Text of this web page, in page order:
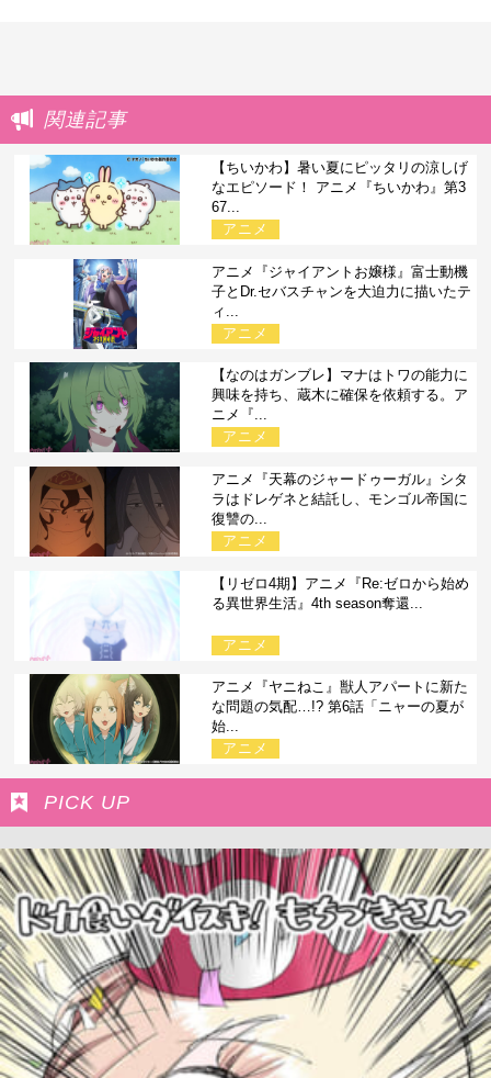
関連記事
【ちいかわ】暑い夏にピッタリの涼しげ
なエピソード！ アニメ『ちいかわ』第3
67...
アニメ
アニメ『ジャイアントお嬢様』富士動機
子とDr.セバスチャンを大迫力に描いたテ
ィ...
アニメ
【なのはガンブレ】マナはトワの能力に
興味を持ち、蔵木に確保を依頼する。ア
ニメ『...
アニメ
アニメ『天幕のジャードゥーガル』シタ
ラはドレゲネと結託し、モンゴル帝国に
復讐の...
アニメ
【リゼロ4期】アニメ『Re:ゼロから始め
る異世界生活』4th season奪還...
アニメ
アニメ『ヤニねこ』獣人アパートに新た
な問題の気配…!? 第6話「ニャーの夏が
始...
アニメ
PICK UP